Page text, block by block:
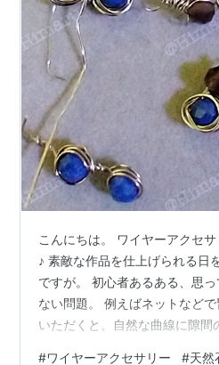
こんにちは。 ワイヤーアクセ
♪ 素敵な作品を仕上げられる日
ですが。 初心者あるある、思
ない問題。 例えばネットなど
いただくと、自然な曲線に隙間
#ワイヤーアクセサリー #天